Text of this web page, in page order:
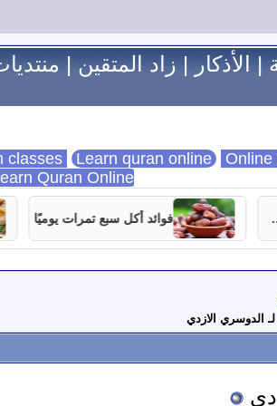
|الأذكار|زاد المتقين|
Learn quran online Online
Quran Online
فوائد أكل سبع تمرات يوميًا
الدوسري الازدي